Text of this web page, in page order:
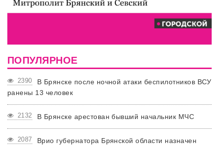
ПОПУЛЯРНОЕ
2390
В Брянске после ночной атаки беспилотников ВСУ
ранены 13 человек
2132 В Брянске арестован бывший начальник МЧС
2087
Врио губернатора Брянской области назначен